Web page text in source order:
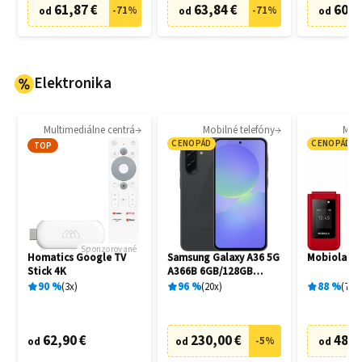
od 61,87 € -71% od 63,84 € -71% od
Elektronika
Multimediálne centrá
TOP
Sponzorované
Homatics Google TV
Stick 4K
90% 3x
od 62,90 €
Mobilné telefóny
CENOPÁD
Samsung Galaxy A36 5G
A366B 6GB/128GB
Awesome Black
96% 20x
od 230,00 € -5%
CENOPÁD
Mobiola
88% 7
od